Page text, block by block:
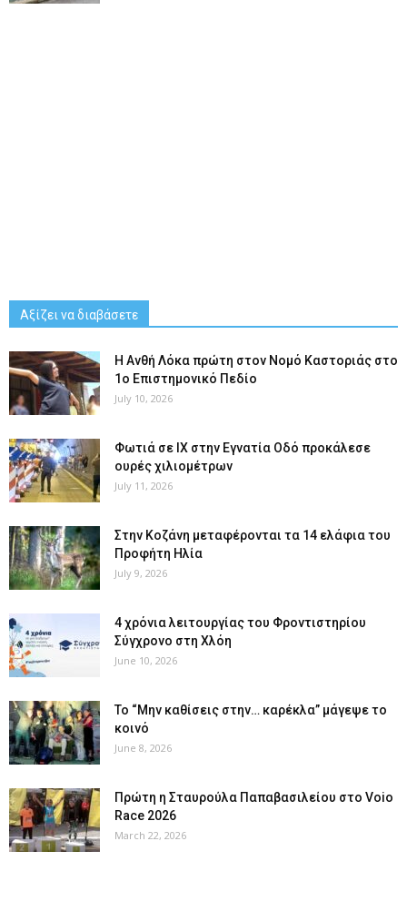
Αξίζει να διαβάσετε
Η Ανθή Λόκα πρώτη στον Νομό Καστοριάς στο
1ο Επιστημονικό Πεδίο
July 10, 2026
Φωτιά σε ΙΧ στην Εγνατία Οδό προκάλεσε
ουρές χιλιομέτρων
July 11, 2026
Στην Κοζάνη μεταφέρονται τα 14 ελάφια του
Προφήτη Ηλία
July 9, 2026
4 χρόνια λειτουργίας του Φροντιστηρίου
Σύγχρονο στη Χλόη
June 10, 2026
Το “Μην καθίσεις στην… καρέκλα” μάγεψε το
κοινό
June 8, 2026
Πρώτη η Σταυρούλα Παπαβασιλείου στο Voio
Race 2026
March 22, 2026